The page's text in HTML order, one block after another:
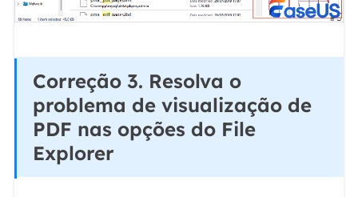
Correção 3. Resolva o
problema de visualização de
PDF nas opções do File
Explorer